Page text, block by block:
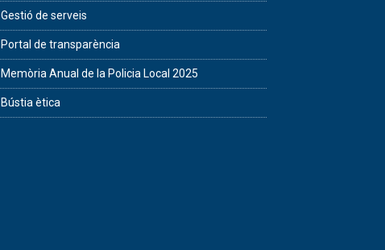
Gestió de serveis
Portal de transparència
Memòria Anual de la Policia Local 2025
Bústia ètica